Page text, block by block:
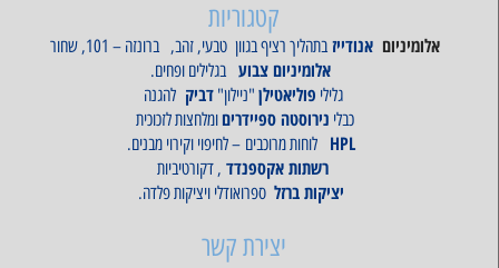
קטגוריות
אלומיניוםאנודייזבתהליך רציף בגוון טבעי, זהב, ברונזה – 101, שחור
אלומיניום צבוע בגלילים ופחים.
גלילי פוליאטילן "ניילון"דביק להגנה
כבלי נירוסטהספיידריםומלחצות לזכוכית
HPL לוחות מרוכבים – לחיפוי וקירוי מבנים.
רשתות אקספנדד , דקורטיביות
יציקות ברזל ספרואודלי ויציקות פלדה.
יצירת קשר